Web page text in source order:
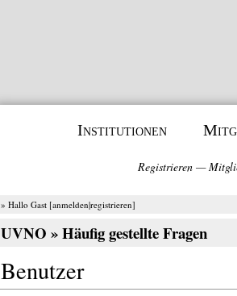
Institutionen
Registrieren—
» Hallo Gast [anmelden|registrieren]
UVNO » Häufig gestellte Fragen
Benutzer